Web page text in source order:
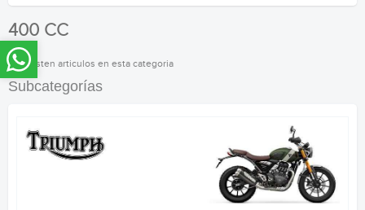
400 CC
No existen articulos en esta categoria
Subcategorías